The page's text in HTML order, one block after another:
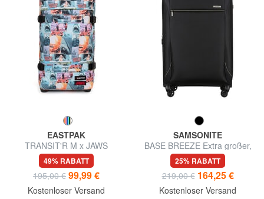
EASTPAK
TRANSIT'R M x JAWS
Mittelgroßer Trolley
49% RABATT
195,00 € 99,99 €
Kostenloser Versand
SAMSONITE
BASE BREEZE Extra großer,
erweiterbarer Trolley
25% RABATT
219,00 € 164,25 €
Kostenloser Versand